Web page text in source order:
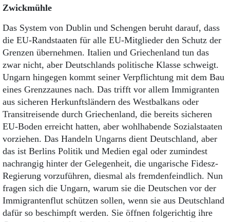
Zwickmühle
Das System von Dublin und Schengen beruht darauf, dass
die EU-Randstaaten für alle EU-Mitglieder den Schutz der
Grenzen übernehmen. Italien und Griechenland tun das
zwar nicht, aber Deutschlands politische Klasse schweigt.
Ungarn hingegen kommt seiner Verpflichtung mit dem Bau
eines Grenzzaunes nach. Das trifft vor allem Immigranten
aus sicheren Herkunftsländern des Westbalkans oder
Transitreisende durch Griechenland, die bereits sicheren
EU-Boden erreicht hatten, aber wohlhabende Sozialstaaten
vorziehen. Das Handeln Ungarns dient Deutschland, aber
das ist Berlins Politik und Medien egal oder zumindest
nachrangig hinter der Gelegenheit, die ungarische Fidesz-
Regierung vor­zu­führen, diesmal als fremdenfeindlich. Nun
fragen sich die Ungarn, warum sie die Deutschen vor der
Immigrantenflut schützen sollen, wenn sie aus Deutschland
dafür so beschimpft werden. Sie öffnen folgerichtig ihre